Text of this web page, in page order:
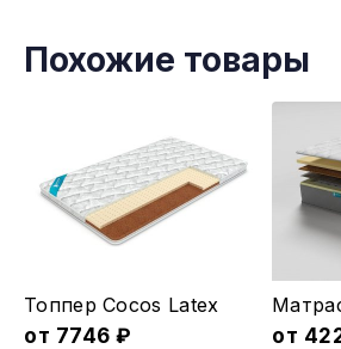
Похожие товары
Этот
товар
Топпер Cocos Latex
от 7746 ₽
Этот
товар
от